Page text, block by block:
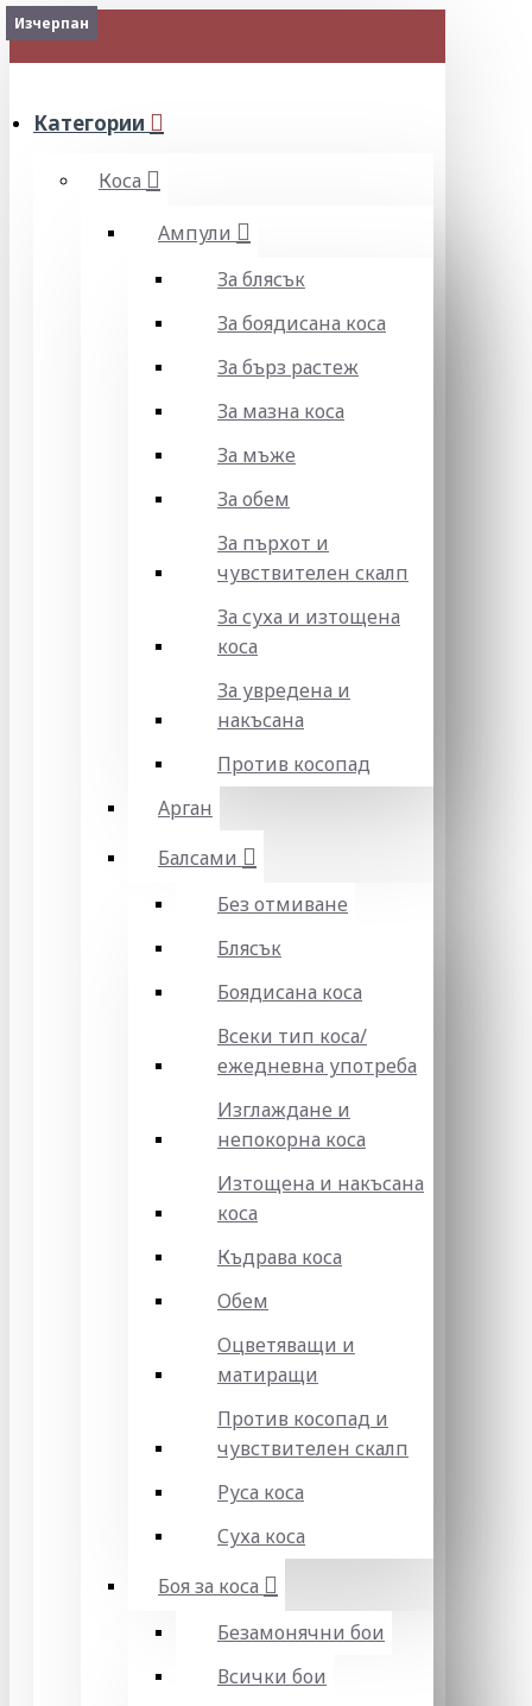
МЕНЮ
Категории
Коса
Ампули
За блясък
За боядисана коса
За бърз растеж
За мазна коса
За мъже
За обем
За пърхот и
чувствителен скалп
За суха и изтощена
коса
За увредена и
накъсана
Против косопад
Арган
Балсами
Без отмиване
Блясък
Боядисана коса
Всеки тип коса/
ежедневна употреба
Изглаждане и
непокорна коса
Изтощена и накъсана
коса
Къдрава коса
Обем
Оцветяващи и
матиращи
Против косопад и
чувствителен скалп
Руса коса
Суха коса
Боя за коса
Безамонячни бои
Всички бои
Изчерпан
Изчерпан
Изчерпан
Изчерпан
Изчерпан
Изчерпан
Наличен
Изчерпан
Изчерпан
Изчерпан
Изчерпан